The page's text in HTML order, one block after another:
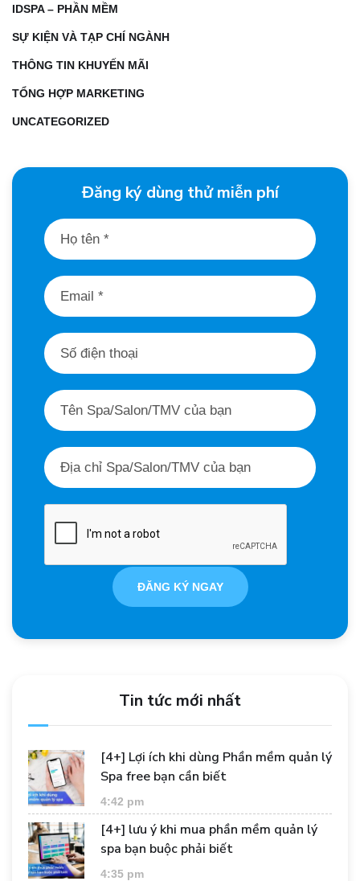
IDSPA – PHẦN MỀM
SỰ KIỆN VÀ TẠP CHÍ NGÀNH
THÔNG TIN KHUYẾN MÃI
TỔNG HỢP MARKETING
UNCATEGORIZED
Đăng ký dùng thử miễn phí
ĐĂNG KÝ NGAY
Tin tức mới nhất
[4+] Lợi ích khi dùng Phần mềm quản lý
Spa free bạn cần biết
4:42 pm
[4+] lưu ý khi mua phần mềm quản lý
spa bạn buộc phải biết
4:35 pm